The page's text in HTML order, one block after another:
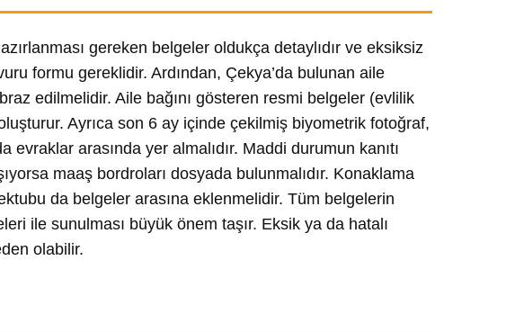
gereken belgeler oldukça detaylıdır ve eksiksiz
formu gereklidir. Ardından, Çekya’da bulunan aile
edilmelidir. Aile bağını gösteren resmi belgeler (evlilik
Ayrıca son 6 ay içinde çekilmiş biyometrik fotoğraf,
evraklar arasında yer almalıdır. Maddi durumun kanıtı
maaş bordroları dosyada bulunmalıdır. Konaklama
da belgeler arasına eklenmelidir. Tüm belgelerin
ile sunulması büyük önem taşır. Eksik ya da hatalı
olabilir.